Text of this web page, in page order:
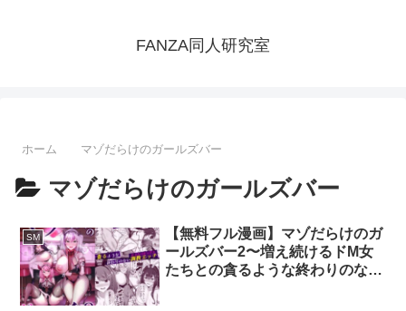
FANZA同人研究室
ホーム マゾだらけのガールズバー
マゾだらけのガールズバー
SM
【無料フル漫画】マゾだらけのガ
ールズバー2〜増え続けるドM女
たちとの貪るような終わりのない